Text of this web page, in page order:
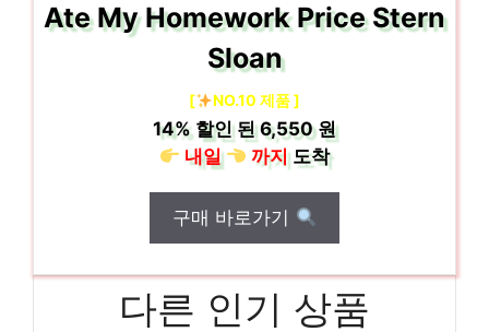
Ate My Homework Price Stern
Sloan
[ NO.10 제품 ]
14%할인 된6,550 원
내일
까지도착
구매 바로가기
다른 인기 상품